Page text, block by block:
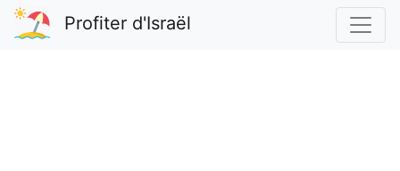
Profiter d'Israël